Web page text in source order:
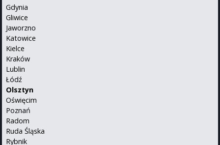
Gdynia
Gliwice
Jaworzno
Katowice
Kielce
Kraków
Lublin
Łódź
Olsztyn
Oświęcim
Poznań
Radom
Ruda Śląska
Rybnik